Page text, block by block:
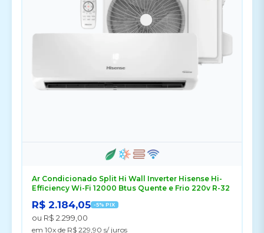
Ar Condicionado Split Hi Wall Inverter Hisense Hi-
Efficiency Wi-Fi 12000 Btus Quente e Frio 220v R-32
R$ 2.184,05 -5% PIX
ou R$ 2.299,00
em 10x de R$ 229,90 s/ juros